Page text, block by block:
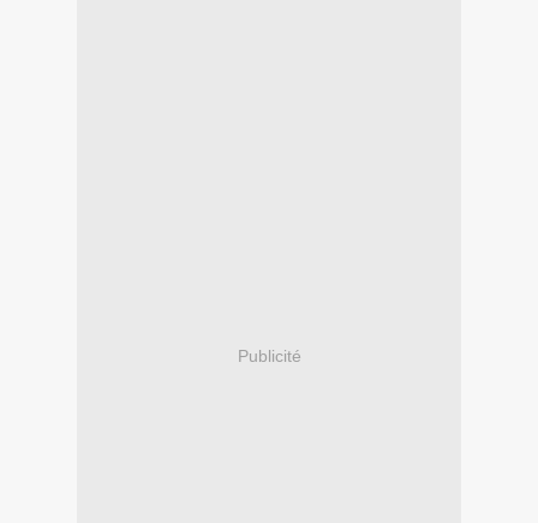
Publicité